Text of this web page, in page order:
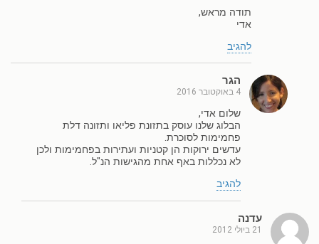
תודה מראש,
אדי
להגיב
הגר
4 באוקטובר 2016
שלום אדי,
הבלוג שלנו עוסק בתזונת פליאו ותזונה דלת
פחמימות לסוכרת.
עדשים ירוקות הן קטניות ועתירות בפחמימות ולכן
לא נכללות באף אחת מהגישות הנ"ל.
להגיב
עדנה
21 ביולי 2012